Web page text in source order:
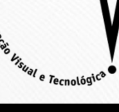
de Educação